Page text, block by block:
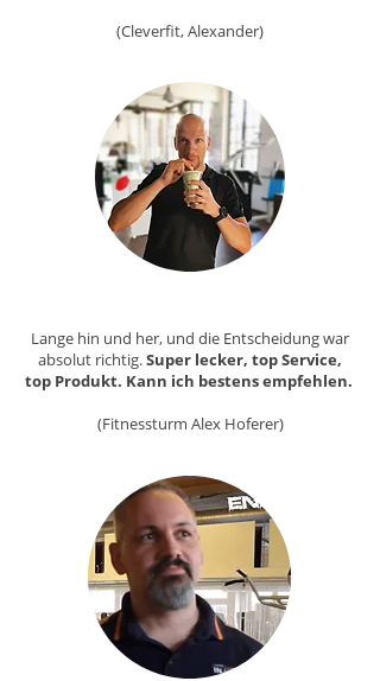
(Cleverfit, Alexander)
Lange hin und her, und die Entscheidung war
absolut richtig.Super lecker, top Service,
top Produkt. Kann ich bestens empfehlen.
(Fitnessturm Alex Hoferer)